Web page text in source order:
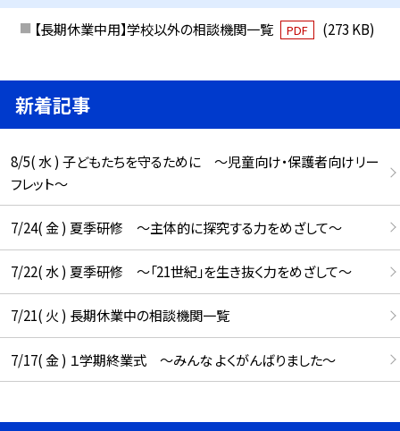
【長期休業中用】学校以外の相談機関一覧 PDF (273 KB)
新着記事
8/5( 水 ) 子どもたちを守るために ～児童向け・保護者向けリー
フレット～
7/24( 金 ) 夏季研修 ～主体的に探究する力をめざして～
7/22( 水 ) 夏季研修 ～「21世紀」を生き抜く力をめざして～
7/21( 火 ) 長期休業中の相談機関一覧
7/17( 金 ) １学期終業式 ～みんな よくがんばりました～